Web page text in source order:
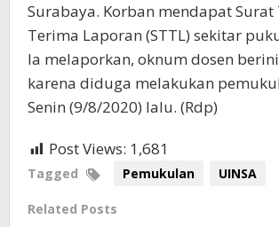
Surabaya. Korban mendapat Surat
Terima Laporan (STTL) sekitar
Ia melaporkan, oknum dosen
karena diduga melakukan
Senin (9/8/2020) lalu. (Rdp)
Post Views: 1,681
Tagged Pemukulan UINSA
Related Posts